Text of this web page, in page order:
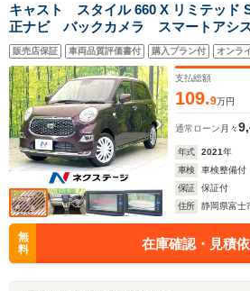
キャスト スタイル 660 X リミテッ
正ナビ バックカメラ スマートアシ
ター Bluetooth ドラレコ スマート
コン オートライト アイドリングス
ミラー シートリフター
販売店保証 車両品質評価書付 購入プラン付 オンラ
支払総額
109.9万円
通常ローン 月々
年式 2021年
車検
車検整備付
保証
保証付
住所
静岡県富士
無
料
在庫確認・見積